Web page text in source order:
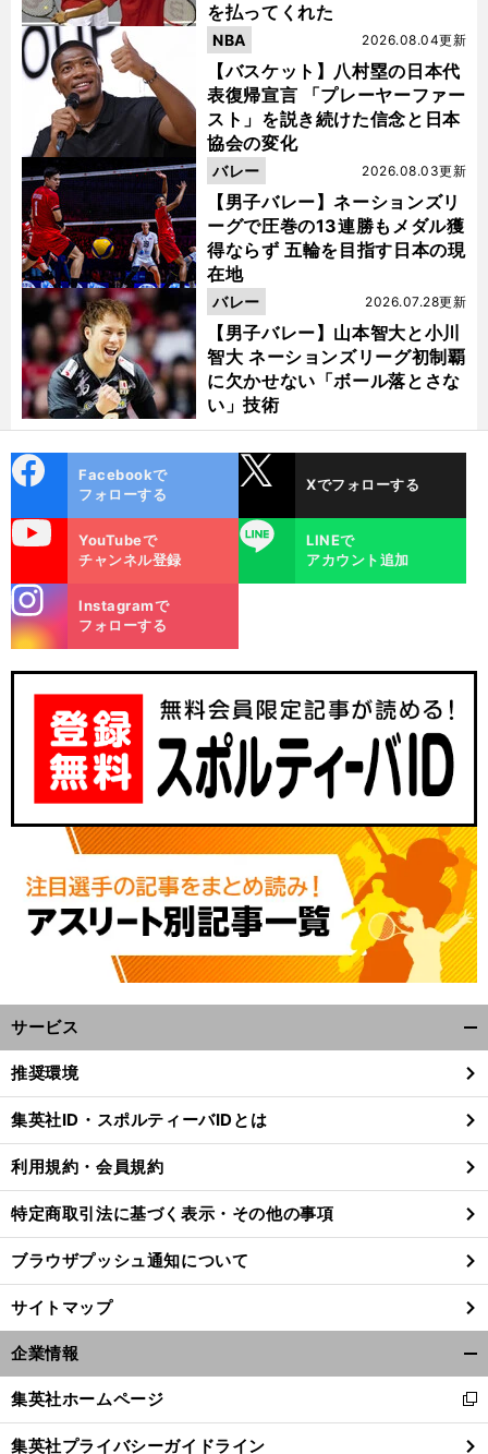
歳の所信表明
前
を払ってくれた
【バスケット】八村塁の日本代
表復帰宣言 「プレーヤーファー
スト」を説き続けた信念と日本
協会の変化
2026.08.04更新
NBA
【男子バレー】ネーションズリ
ーグで圧巻の13連勝もメダル獲
得ならず 五輪を目指す日本の現
在地
2026.08.03更新
バレー
【男子バレー】山本智大と小川
智大 ネーションズリーグ初制覇
に欠かせない「ボール落とさな
い」技術
2026.07.28更新
バレー
ok
Facebookで
フォローする
Xでフォローする
YouTubeで
チャンネル登録
LINE
LINEで
アカウント追加
m
Instagramで
フォローする
サービス
閉
る
推奨環境
集英社ID・スポルティーバIDとは
利用規約・会員規約
特定商取引法に基づく表示・その他の事項
ブラウザプッシュ通知について
サイトマップ
企業情報
閉
集英社ホームページ
新
し
い
集英社プライバシーガイドライン